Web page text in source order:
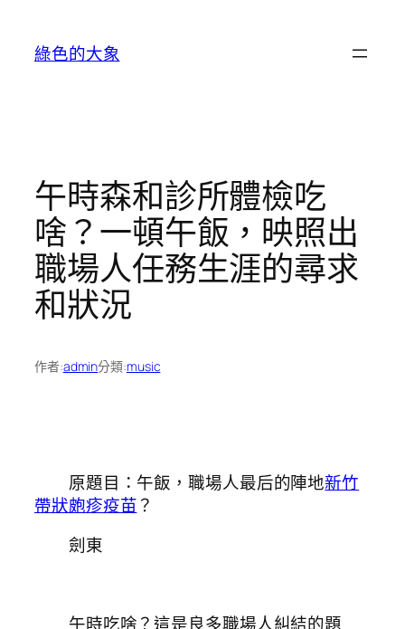
綠色的大象
午時森和診所體檢吃
啥？一頓午飯，映照出
職場人任務生涯的尋求
和狀況
作者:admin分類:music
原題目：午飯，職場人最后的陣地新竹
帶狀皰疹疫苗？
劍東
午時吃啥？這是良多職場人糾結的題